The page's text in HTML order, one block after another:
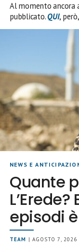
Al momento ancora
pubblicato.QUI,
NEWS E
Quante
episodi
TEAM | AGOSTO 7, 2026